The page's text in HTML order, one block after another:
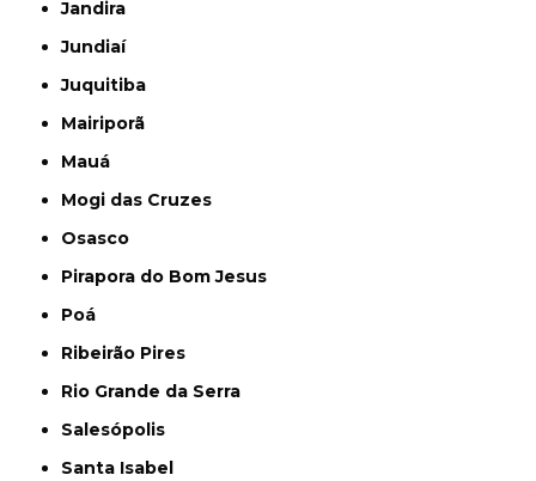
Jandira
Jundiaí
Juquitiba
Mairiporã
Mauá
Mogi das Cruzes
Osasco
Pirapora do Bom Jesus
Poá
Ribeirão Pires
Rio Grande da Serra
Salesópolis
Santa Isabel